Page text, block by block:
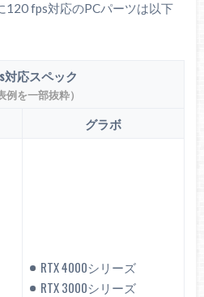
120 fps対応のPCパーツは以下
対応スペック
例を一部抜粋）
グラボ
RTX 4000シリーズ
RTX 3000シリーズ